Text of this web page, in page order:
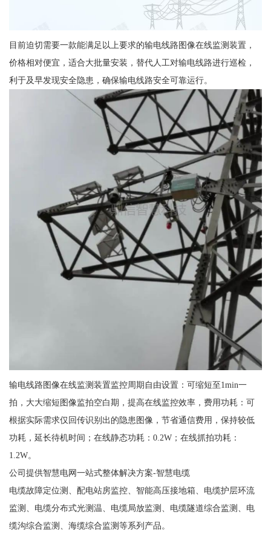
目前迫切需要一款能满足以上要求的输电线路图像在线监测装置，
价格相对便宜，适合大批量安装，替代人工对输电线路进行巡检，
利于及早发现安全隐患，确保输电线路安全可靠运行。
输电线路图像在线监测装置监控周期自由设置：可缩短至1min一
拍，大大缩短图像监拍空白期，提高在线监控效率，费用功耗：可
根据实际需求仅回传识别出的隐患图像，节省通信费用，保持较低
功耗，延长待机时间；在线静态功耗：0.2W；在线抓拍功耗：
1.2W。
公司提供智慧电网一站式整体解决方案-智慧电缆
电缆故障定位测、配电站房监控、智能高压接地箱、电缆护层环流
监测、电缆分布式光测温、电缆局放监测、电缆隧道综合监测、电
缆沟综合监测、海缆综合监测等系列产品。